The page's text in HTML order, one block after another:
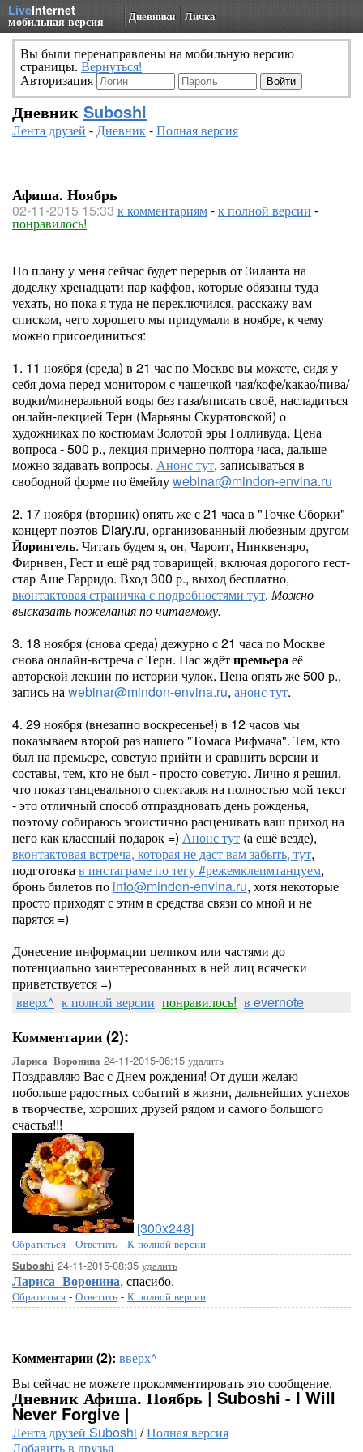
LiveInternet
мобильная версия Дневники Личка
Вы были перенаправлены на мобильную версию
страницы. Вернуться!
Авторизация
Дневник Suboshi
Лента друзей -Дневник-Полная версия
Афиша. Ноябрь
02-11-2015 15:33 к комментариям-к полной версии -
понравилось!
По плану у меня сейчас будет перерыв от Зиланта на
доделку хренадцати пар каффов, которые обязаны туда
уехать, но пока я туда не переключился, расскажу вам
списком, чего хорошего мы придумали в ноябре, к чему
можно присоединиться:
1. 11 ноября (среда) в 21 час по Москве вы можете, сидя у
себя дома перед монитором с чашечкой чая/кофе/какао/пива/
водки/минеральной воды без газа/вписать своё, насладиться
онлайн-лекцией Терн (Марьяны Скуратовской) о
художниках по костюмам Золотой эры Голливуда. Цена
вопроса - 500 р., лекция примерно полтора часа, дальше
можно задавать вопросы. Анонс тут, записываться в
свободной форме по ёмейлуwebinar@mindon-envina.ru
2. 17 ноября (вторник) опять же с 21 часа в "Точке Сборки"
концерт поэтов Diary.ru, организованный любезным другом
Йорингель. Читать будем я, он, Чароит, Нинквенаро,
Фирнвен, Гест и ещё ряд товарищей, включая дорогого гест-
стар Аше Гарридо. Вход 300 р., выход бесплатно,
вконтактовая страничка с подробностями тут. Можно
высказать пожелания по читаемому.
3. 18 ноября (снова среда) дежурно с 21 часа по Москве
снова онлайн-встреча с Терн. Нас ждётпремьераеё
авторской лекции по истории чулок. Цена опять же 500 р.,
запись наwebinar@mindon-envina.ru, анонс тут.
4. 29 ноября (внезапно воскресенье!) в 12 часов мы
показываем второй раз нашего "Томаса Рифмача". Тем, кто
был на премьере, советую прийти и сравнить версии и
составы, тем, кто не был - просто советую. Лично я решил,
что показ танцевального спектакля на полностью мой текст
- это отличный способ отпраздновать день рожденья,
поэтому собираюсь эгоистично расценивать ваш приход на
него как классный подарок =) Анонс тут (а ещё везде),
вконтактовая встреча, которая не даст вам забыть, тут,
подготовкав инстаграме по тегу #режемклеимтанцуем,
бронь билетов по info@mindon-envina.ru, хотя некоторые
просто приходят с этим в средства связи со мной и не
парятся =)
Донесение информации целиком или частями до
потенциально заинтересованных в ней лиц всячески
приветствуется =)
вверх^ к полной версии понравилось! в evernote
Комментарии (2):
Лариса_Воронина 24-11-2015-06:15 удалить
Поздравляю Вас с Днем рождения! От души желаю
побольше радостных событий в жизни, дальнейших успехов
в творчестве, хороших друзей рядом и самого большого
счастья!!!
[300x248]
Обратиться - Ответить - К полной версии
Suboshi 24-11-2015-08:35 удалить
Лариса_Воронина, спасибо.
Обратиться - Ответить - К полной версии
Комментарии (2): вверх^
Вы сейчас не можете прокомментировать это сообщение.
Дневник Афиша. Ноябрь | Suboshi - I Will
Never Forgive |
Лента друзей Suboshi /Полная версия
Добавить в друзья